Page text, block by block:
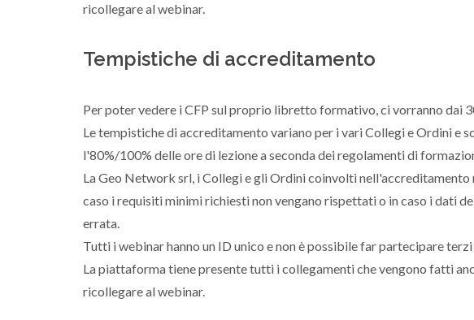
ricollegare al webinar.
Tempistiche di accreditamento
Per poter vedere i CFP sul proprio libretto formativo, ci vorranno dai
Le tempistiche di accreditamento variano per i vari Collegi e Ordini e
l'80%/100% delle ore di lezione a seconda dei regolamenti di
La Geo Network srl, i Collegi e gli Ordini coinvolti
caso i requisiti minimi richiesti non vengano rispettati o in caso i dati
errata.
Tutti i webinar hanno un ID unico e non è possibile far partecipare
La piattaforma tiene presente tutti i collegamenti che vengono fatti
ricollegare al webinar.